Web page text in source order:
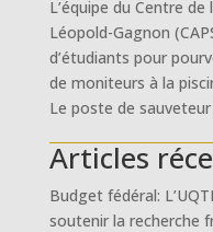
L’équipe du Centre
Léopold-Gagnon
d’étudiants pour
de moniteurs à la
Le poste de
Articles
Budget fédéral:
soutenir la recherche